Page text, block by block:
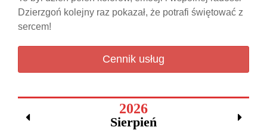
Dzierzgoń kolejny raz pokazał, że potrafi świętować z
sercem!
Cennik usług
2026
Sierpień